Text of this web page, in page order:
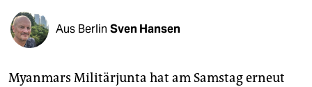
abo
genossenschaft
epaper login
Aus Berlin Sven Hansen
Myanmars Militärjunta hat am Samstag erneut